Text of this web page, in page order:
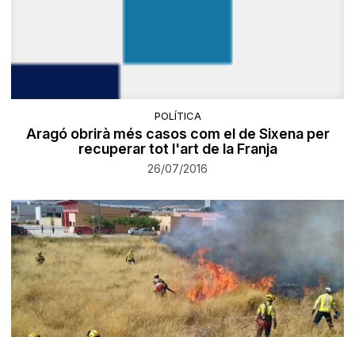
POLÍTICA
Aragó obrirà més casos com el de Sixena per
recuperar tot l'art de la Franja
26/07/2016